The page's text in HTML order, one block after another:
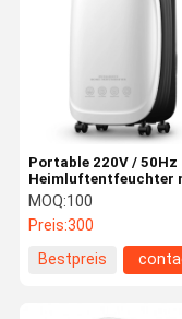
Portable 220V / 50Hz
Heimluftentfeuchter
100m3/h Luftstrom
MOQ:100
Preis:300
Bestpreis